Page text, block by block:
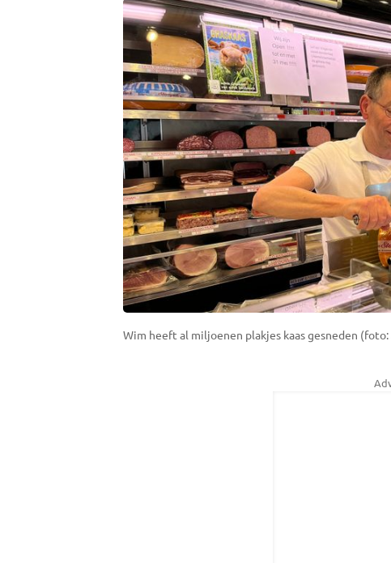
Wim heeft al miljoenen plakjes kaas gesneden (foto: